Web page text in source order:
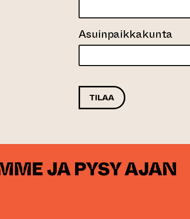
Asuinpaikkakunta
JA PYSY AJAN